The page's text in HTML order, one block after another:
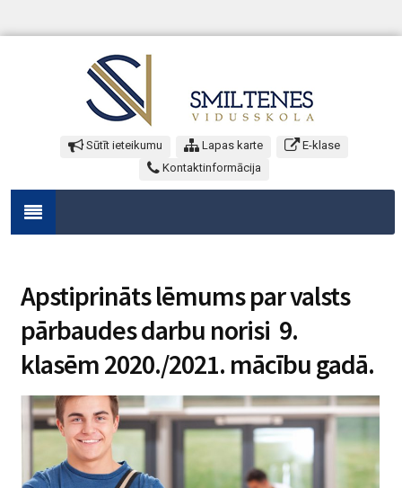
Sūtīt ieteikumu Lapas karte
E-klase
Kontaktinformācija
Apstiprināts lēmums par valsts
pārbaudes darbu norisi 9.
klasēm 2020./2021. mācību gadā.